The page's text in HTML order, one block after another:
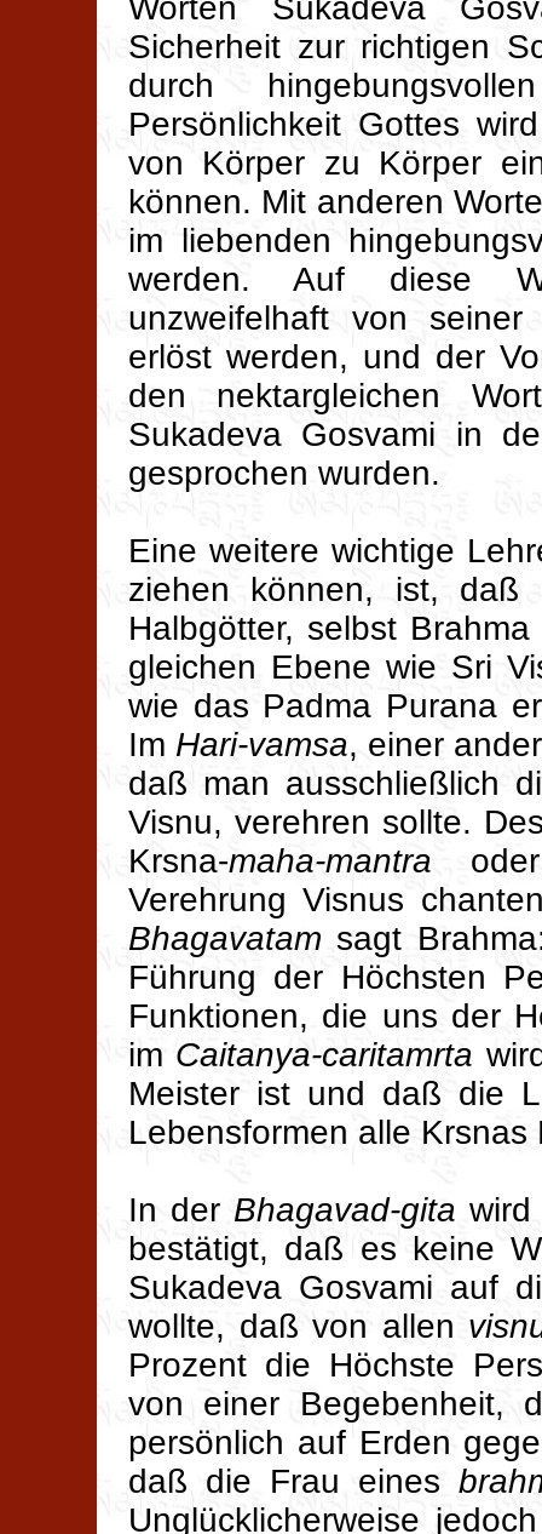
Sicherheit zur richtigen
durch
Persönlichkeit Gottes
von Körper zu Körper
können. Mit anderen
im liebenden
werden. Auf diese
unzweifelhaft von
erlöst werden, und der
den nektargleichen
Sukadeva Gosvami in
gesprochen wurden.
Eine weitere wichtige
ziehen können, ist, daß
Halbgötter, selbst
gleichen Ebene wie Sri
wie das Padma Purana
Im Hari-vamsa, einer
daß man ausschließlich
Visnu, verehren sollte.
Krsna-maha-mantra
Verehrung Visnus
Bhagavatam sagt
Führung der Höchsten
Funktionen, die uns der
im Caitanya-caritamrta
Meister ist und daß die
Lebensformen alle Krsnas
In der Bhagavad-gita wird
bestätigt, daß es keine
Sukadeva Gosvami auf
wollte, daß von allen
Prozent die Höchste
von einer Begebenheit,
persönlich auf Erden
daß die Frau eines
Unglücklicherweise